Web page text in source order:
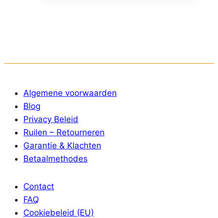
Algemene voorwaarden
Blog
Privacy Beleid
Ruilen – Retourneren
Garantie & Klachten
Betaalmethodes
Contact
FAQ
Cookiebeleid (EU)